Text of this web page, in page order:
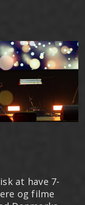
at have 7-
og filme